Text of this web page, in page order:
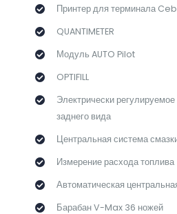
Принтер для терминала
QUANTIMETER
Модуль AUTO Pilot
OPTIFILL
Электрически
заднего вида
Центральная система
Измерение расхода топлива
Автоматическая
Барабан V-Max 36 ножей